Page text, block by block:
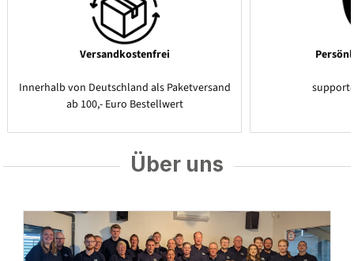
Versandkostenfrei
Innerhalb von Deutschland als Paketversand
ab 100,- Euro Bestellwert
Über uns